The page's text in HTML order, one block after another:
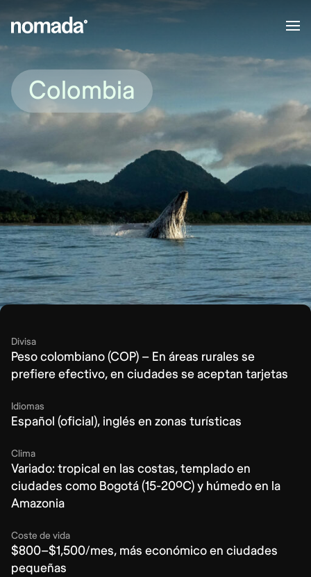
Colombia
Divisa
Peso colombiano (COP) – En áreas rurales se
prefiere efectivo, en ciudades se aceptan tarjetas
Idiomas
Español (oficial), inglés en zonas turísticas
Clima
Variado: tropical en las costas, templado en
ciudades como Bogotá (15-20ºC) y húmedo en la
Amazonia
Coste de vida
$800–$1,500/mes, más económico en ciudades
pequeñas